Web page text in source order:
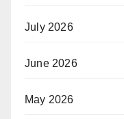
July 2026
June 2026
May 2026